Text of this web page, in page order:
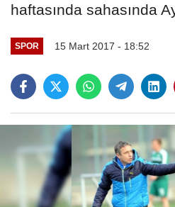
haftasında sahasında
SPOR 15 Mart 2017 - 18:52